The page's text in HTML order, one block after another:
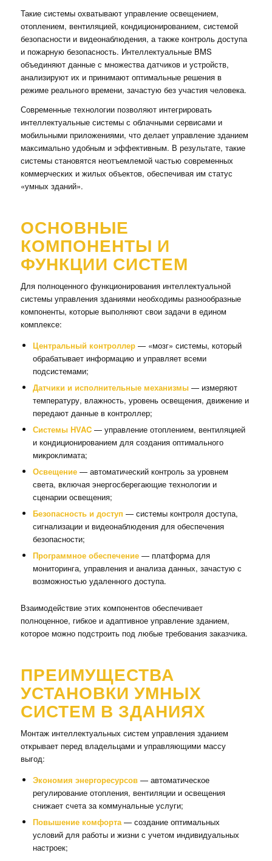
Такие системы охватывают управление освещением,
отоплением, вентиляцией, кондиционированием, системой
безопасности и видеонаблюдения, а также контроль доступа
и пожарную безопасность. Интеллектуальные BMS
объединяют данные с множества датчиков и устройств,
анализируют их и принимают оптимальные решения в
режиме реального времени, зачастую без участия человека.
Современные технологии позволяют интегрировать
интеллектуальные системы с облачными сервисами и
мобильными приложениями, что делает управление зданием
максимально удобным и эффективным. В результате, такие
системы становятся неотъемлемой частью современных
коммерческих и жилых объектов, обеспечивая им статус
«умных зданий».
ОСНОВНЫЕ
КОМПОНЕНТЫ И
ФУНКЦИИ СИСТЕМ
Для полноценного функционирования интеллектуальной
системы управления зданиями необходимы разнообразные
компоненты, которые выполняют свои задачи в едином
комплексе:
Центральный контроллер— «мозг» системы, который
обрабатывает информацию и управляет всеми
подсистемами;
Датчики и исполнительные механизмы— измеряют
температуру, влажность, уровень освещения, движение и
передают данные в контроллер;
Системы HVAC— управление отоплением, вентиляцией
и кондиционированием для создания оптимального
микроклимата;
Освещение— автоматический контроль за уровнем
света, включая энергосберегающие технологии и
сценарии освещения;
Безопасность и доступ — системы контроля доступа,
сигнализации и видеонаблюдения для обеспечения
безопасности;
Программное обеспечение— платформа для
мониторинга, управления и анализа данных, зачастую с
возможностью удаленного доступа.
Взаимодействие этих компонентов обеспечивает
полноценное, гибкое и адаптивное управление зданием,
которое можно подстроить под любые требования заказчика.
ПРЕИМУЩЕСТВА
УСТАНОВКИ УМНЫХ
СИСТЕМ В ЗДАНИЯХ
Монтаж интеллектуальных систем управления зданием
открывает перед владельцами и управляющими массу
выгод:
Экономия энергоресурсов— автоматическое
регулирование отопления, вентиляции и освещения
снижает счета за коммунальные услуги;
Повышение комфорта— создание оптимальных
условий для работы и жизни с учетом индивидуальных
настроек;